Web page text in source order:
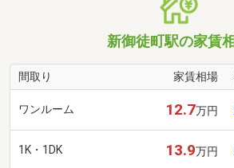
新御徒町駅の家賃
間取り 家賃相場
ワンルーム 12.7万円
1K・1DK 13.9万円